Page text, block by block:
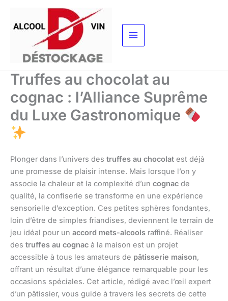
contenu
Truffes au chocolat au
cognac : l’Alliance Suprême
du Luxe Gastronomique
Plonger dans l’univers des truffes au chocolat est déjà
une promesse de plaisir intense. Mais lorsque l’on y
associe la chaleur et la complexité d’un cognac de
qualité, la confiserie se transforme en une expérience
sensorielle d’exception. Ces petites sphères fondantes,
loin d’être de simples friandises, deviennent le terrain de
jeu idéal pour un accord mets-alcools raffiné. Réaliser
des truffes au cognac à la maison est un projet
accessible à tous les amateurs de pâtisserie maison,
offrant un résultat d’une élégance remarquable pour les
occasions spéciales. Cet article, rédigé avec l’œil expert
d’un pâtissier, vous guide à travers les secrets de cette